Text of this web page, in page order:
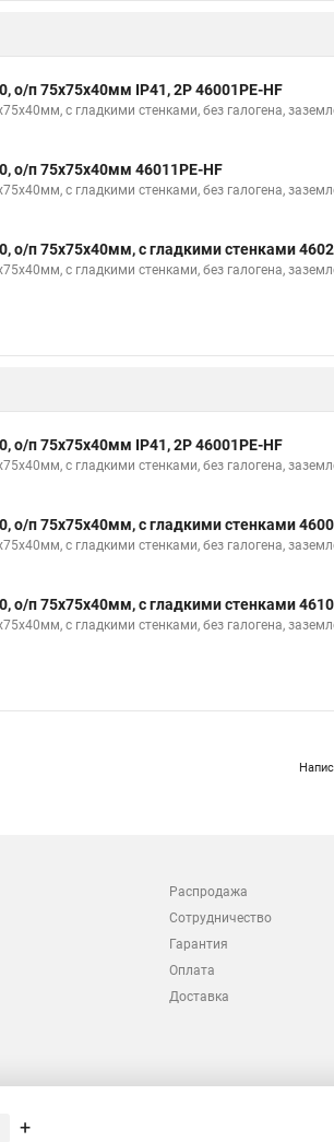
о/п 75х75х40мм IP41, 2P 46001PE-HF
с гладкими стенками, без галогена,
о/п 75х75х40мм 46011PE-HF
с гладкими стенками, без галогена,
о/п 75х75х40мм, с гладкими стенками
с гладкими стенками, без галогена,
о/п 75х75х40мм IP41, 2P 46001PE-HF
с гладкими стенками, без галогена,
о/п 75х75х40мм, с гладкими стенками
с гладкими стенками, без галогена,
о/п 75х75х40мм, с гладкими стенками
с гладкими стенками, без галогена,
Распродажа
Сотрудничество
Гарантия
Оплата
Доставка
+